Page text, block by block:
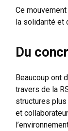
Ce
la solidarité et
Du
Beaucoup ont
travers de la
structures
et